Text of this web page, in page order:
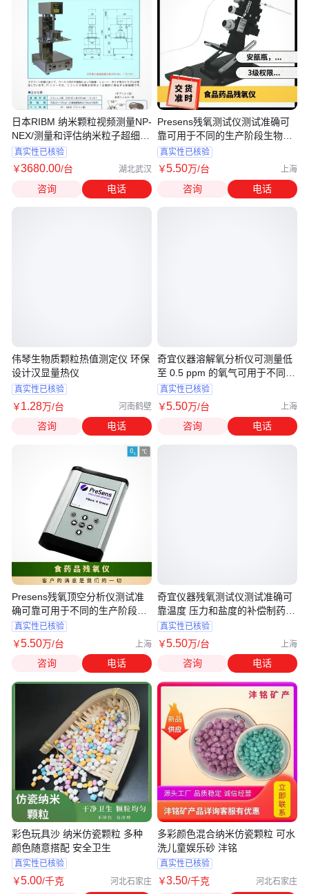
日本RIBM 纳米颗粒视频测量NP-
NEX/测量和评估纳米粒子超细气
泡
真实性已核验
￥3680.00/台 湖北武汉
咨询 电话
伟琴生物质颗粒热值测定仪 环保
设计汉显量热仪
真实性已核验
￥1.28万/台 河南鹤壁
咨询 电话
Presens残氧顶空分析仪测试准
确可靠可用于不同的生产阶段食
品行
真实性已核验
￥5.50万/台 上海
咨询 电话
彩色玩具沙 纳米仿瓷颗粒 多种
颜色随意搭配 安全卫生
真实性已核验
￥5.00/千克 河北石家庄
Presens残氧测试仪测试准确可
靠可用于不同的生产阶段生物研
发行
真实性已核验
￥5.50万/台 上海
咨询 电话
奇宜仪器溶解氧分析仪可测量低
至 0.5 ppm 的氧气可用于不同的
生产
真实性已核验
￥5.50万/台 上海
咨询 电话
奇宜仪器残氧测试仪测试准确可
靠温度 压力和盐度的补偿制药行
业
真实性已核验
￥5.50万/台 上海
咨询 电话
多彩颜色混合纳米仿瓷颗粒 可水
洗儿童娱乐砂 沣铭
真实性已核验
￥3.50/千克 河北石家庄